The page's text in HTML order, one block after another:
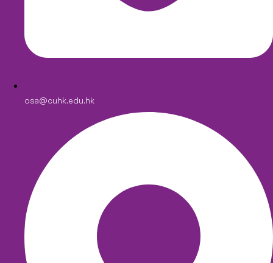
osa@cuhk.edu.hk